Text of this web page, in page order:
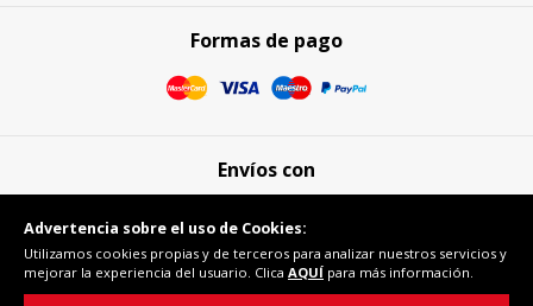
Formas de pago
Envíos con
Compra segura
Advertencia sobre el uso de Cookies:
Utilizamos cookies propias y de terceros para analizar nuestros servicios y
mejorar la experiencia del usuario. Clica AQUÍ para más información.